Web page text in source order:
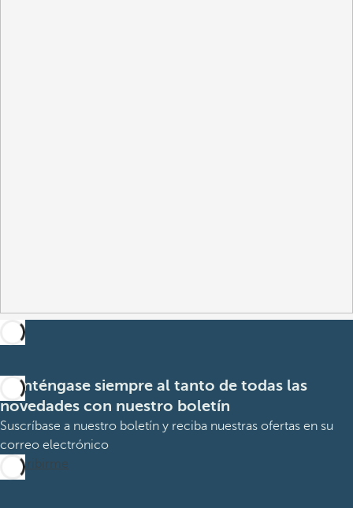
Manténgase siempre al tanto de todas las
novedades con nuestro boletín
Suscríbase a nuestro boletín y reciba nuestras ofertas en su
correo electrónico
Suscribirme